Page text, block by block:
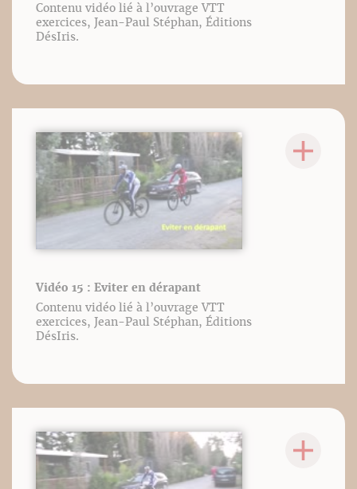
Contenu vidéo lié à l’ouvrage VTT
exercices, Jean-Paul Stéphan, Éditions
DésIris.
Vidéo 15 : Eviter en dérapant
Contenu vidéo lié à l’ouvrage VTT
exercices, Jean-Paul Stéphan, Éditions
DésIris.